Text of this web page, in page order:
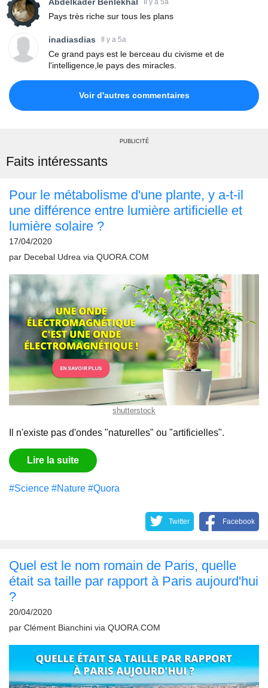
Il y a 5a
Pays très riche sur tous les plans
inadiasdias Il y a 5a
Ce grand pays est le berceau du civisme et de
l'intelligence,le pays des miracles.
Voir d'autres commentaires
PUBLICITÉ
Faits intéressants
Pour le métabolisme d'une plante, y a-t-il
une différence entre lumière artificielle et
lumière solaire ?
17/04/2020
par Decebal Udrea via QUORA.COM
shutterstock
Il n'existe pas d'ondes "naturelles" ou "artificielles".
Lire la suite
#Science #Nature #Quora
Twitter Facebook
Quel est le nom romain de Paris, quelle
était sa taille par rapport à Paris aujourd'hui
?
20/04/2020
par Clément Bianchini via QUORA.COM